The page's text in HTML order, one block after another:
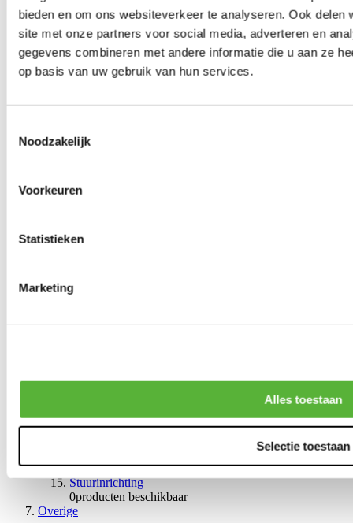
bieden en om ons websiteverkeer te analyseren. Ook
site met onze partners voor social media, adverteren en
gegevens combineren met andere informatie die u aan ze
op basis van uw gebruik van hun services.
Noodzakelijk
Voorkeuren
Statistieken
Marketing
Alles toestaan
Selectie toestaan
Spoorverbreders
0producten beschikbaar
Wielmoeren
0producten beschikbaar
Draadeinden
0 producten beschikbaar
0producten beschikbaar
0producten beschikbaar
0producten beschikbaar
Remmen overige
0producten beschikbaar
Stuurinrichting
0producten beschikbaar
Overige